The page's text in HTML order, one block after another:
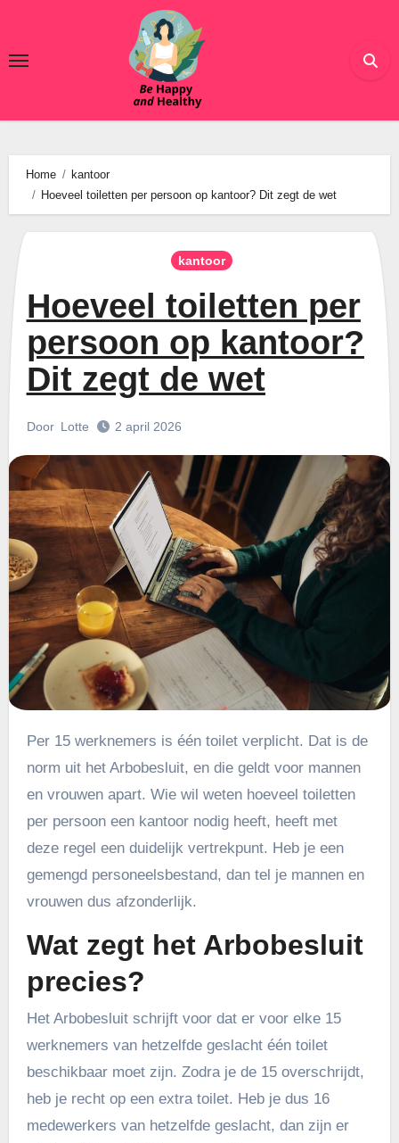
de
Home
kantoor
Hoeveel toiletten per persoon op kantoor? Dit zegt de wet
kantoor
Hoeveel toiletten per
persoon op kantoor?
Dit zegt de wet
Door Lotte 2 april 2026
Per 15 werknemers is één toilet verplicht. Dat is de
norm uit het Arbobesluit, en die geldt voor mannen
en vrouwen apart. Wie wil weten hoeveel toiletten
per persoon een kantoor nodig heeft, heeft met
deze regel een duidelijk vertrekpunt. Heb je een
gemengd personeelsbestand, dan tel je mannen en
vrouwen dus afzonderlijk.
Wat zegt het Arbobesluit
precies?
Het Arbobesluit schrijft voor dat er voor elke 15
werknemers van hetzelfde geslacht één toilet
beschikbaar moet zijn. Zodra je de 15 overschrijdt,
heb je recht op een extra toilet. Heb je dus 16
medewerkers van hetzelfde geslacht, dan zijn er